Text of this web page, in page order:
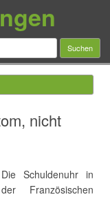
nicht
Die Schuldenuhr in
der Französischen